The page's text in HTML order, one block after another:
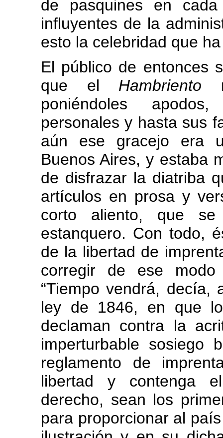
de pasquines en
influyentes de la
esto la celebridad que
El público de entonces
que el Hambriento
poniéndoles
personales y hasta sus
aún ese gracejo era
Buenos Aires, y estaba
de disfrazar la diatriba
artículos en prosa y
corto aliento, que
estanquero. Con todo,
de la libertad de
corregir de ese
“Tiempo vendrá, decía,
ley de 1846, en que
declaman contra la
imperturbable sosiego
reglamento de
libertad y contenga
derecho, sean los
para proporcionar al